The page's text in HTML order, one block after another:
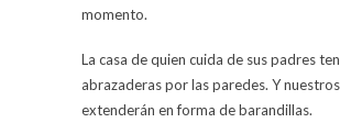
momento.
La casa de quien cuida de sus padres
abrazaderas por las paredes. Y
extenderán en forma de barandillas.